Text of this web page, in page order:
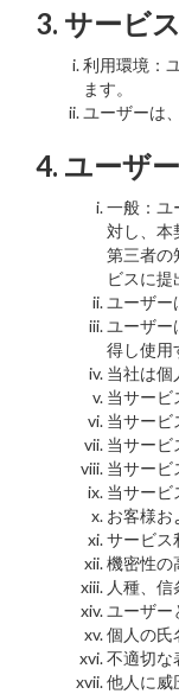
3. サービス
利用環境：
ます。
ユーザーは
4. ユーザ
一般：ユ
対し、本
第三者の
ビスに
ユーザー
ユーザー
得し使用
当社は個
当サービ
当サービ
当サービ
当サービ
当サービ
お客様お
サービス
機密性の
人種、
ユーザー
個人の氏
不適切な
他人に威